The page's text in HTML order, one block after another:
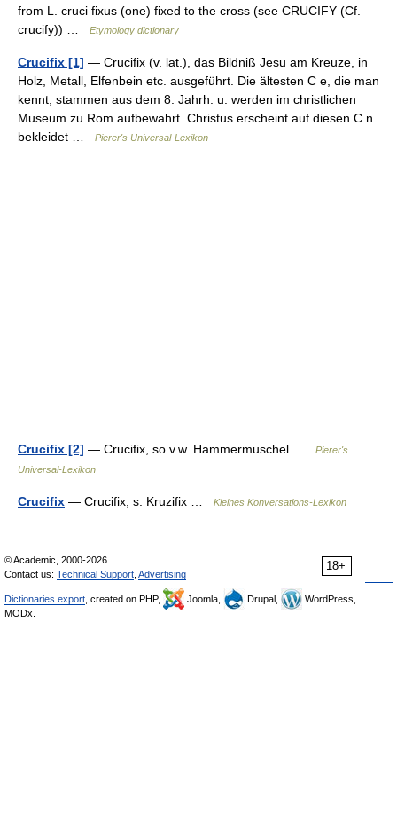
from L. cruci fixus (one) fixed to the cross (see CRUCIFY (Cf.
crucify)) …
Etymology dictionary
Crucifix [1] — Crucifix (v. lat.), das Bildniß Jesu am Kreuze, in
Holz, Metall, Elfenbein etc. ausgeführt. Die ältesten C e, die man
kennt, stammen aus dem 8. Jahrh. u. werden im christlichen
Museum zu Rom aufbewahrt. Christus erscheint auf diesen C n
bekleidet …
Pierer's Universal-Lexikon
Crucifix [2] — Crucifix, so v.w. Hammermuschel …
Pierer's
Universal-Lexikon
Crucifix — Crucifix, s. Kruzifix … Kleines Konversations-Lexikon
18+
© Academic, 2000-2026
Contact us: Technical Support Advertising
Dictionaries export , created on PHP, Joomla, Drupal,
WordPress,
MODx.